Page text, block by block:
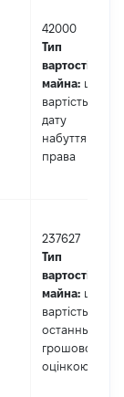
42000
Тип
вартості
майна: це
вартість на
дату
набуття
права
237627
Тип
вартості
майна: це
вартість за
останньою
грошовою
оцінкою